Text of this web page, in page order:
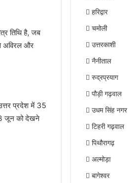
तिथि है, जब
अविरल और
प्रदेश में 35
जून को देखने
हरिद्वार
चमोली
उत्तरकाशी
नैनीताल
रुद्रप्रयाग
पौड़ी गढ़वाल
उधम सिंह नगर
टिहरी गढ़वाल
पिथौरागढ़
अल्मोड़ा
बागेश्वर